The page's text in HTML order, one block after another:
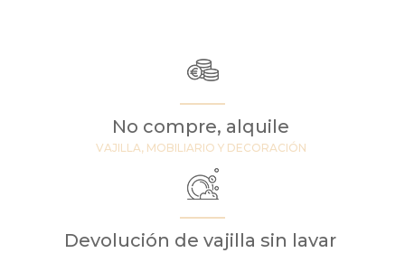
No compre, alquile
VAJILLA, MOBILIARIO Y DECORACIÓN
Devolución de vajilla sin lavar